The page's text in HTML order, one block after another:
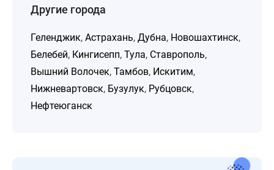
Другие города
Геленджик, Астрахань, Дубна, Новошахтинск,
Белебей, Кингисепп, Тула, Ставрополь,
Вышний Волочек, Тамбов, Искитим,
Нижневартовск, Бузулук, Рубцовск,
Нефтеюганск